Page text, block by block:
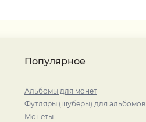
Популярное
Альбомы для монет
Футляры (шуберы) для альбомов
Монеты